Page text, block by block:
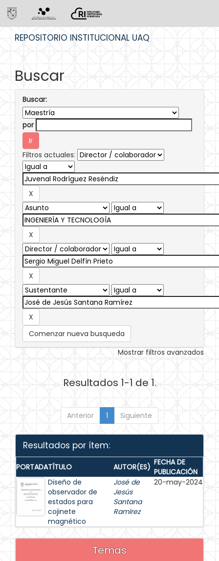
REPOSITORIO INSTITUCIONAL UAQ
Buscar
Buscar:
por
Filtros actuales:
Comenzar nueva busqueda
Mostrar filtros avanzados
Resultados 1-1 de 1.
Anterior 1 Siguiente
Resultados por ítem:
PORTADATÍTULO AUTOR(ES) FECHA DE
PUBLICACIÓN
Diseño de
observador de
estados para
cojinete
magnético
José de
Jesús
Santana
Ramírez
20-may-2024
Temas